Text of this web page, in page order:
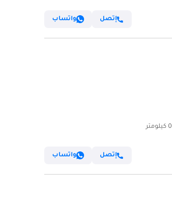
إتصل واتساب
0 كيلومتر
إتصل واتساب